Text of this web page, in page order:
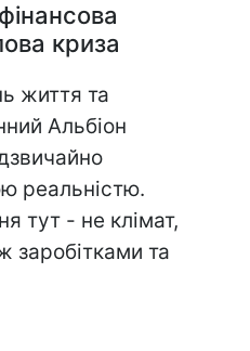
криза
життя та
Альбіон
реальністю.
тут - не клімат,
заробітками та